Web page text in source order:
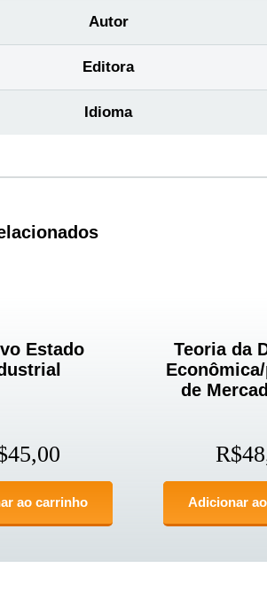
Autor
Editora
Idioma
Estado
45,00
ao carrinho
Teoria da
de
R$
Adicionar